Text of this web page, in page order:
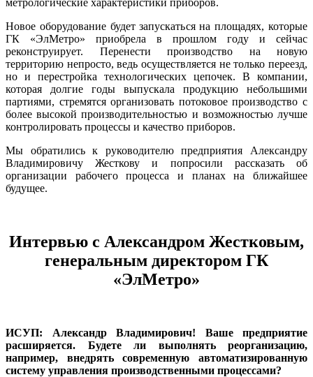
метрологические характеристики приборов.
Новое оборудование будет запускаться на площадях, которые
ГК «ЭлМетро» приобрела в прошлом го­ду и сейчас
реконструирует. Перенести производство на новую
территорию непросто, ведь осуществляется не только переезд,
но и перестройка технологических цепочек. В компании,
которая долгие го­ды выпускала продукцию небольшими
партиями, стремятся организовать потоковое производство с
более высокой производительностью и возможностью лучше
контролировать процессы и качество приборов.
Мы обратились к руководителю предприятия Александру
Владимировичу Жесткову и попросили рассказать об
организации рабочего процесса и планах на ближайшее
будущее.
Интервью с Александром Жестковым,
генеральным директором ГК
«ЭлМетро»
ИСУП: Александр Владимирович! Ва­ше предприятие
расширяется. Будете ли выполнять реорганизацию,
например, внедрять современную автоматизированную
систему управления производственными процессами?